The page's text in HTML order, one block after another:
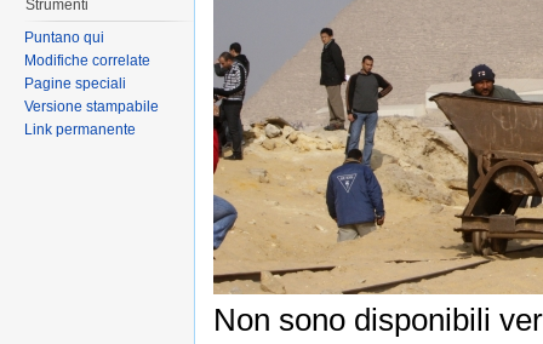
Non sono disponibili
Strumenti
Puntano qui
Modifiche correlate
Pagine speciali
Versione stampabile
Link permanente